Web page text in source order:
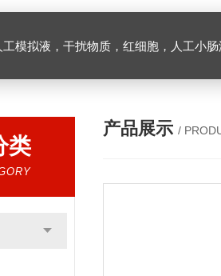
工模拟液，干扰物质，红细胞，人工小
类
产品展示 /